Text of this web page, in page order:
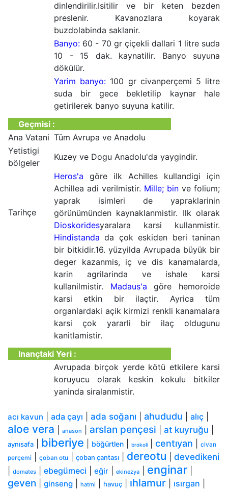
dinlendirilir.Isitilir ve bir keten bezden
preslenir. Kavanozlara koyarak
buzdolabinda saklanir.
Banyo: 60 - 70 gr çiçekli dallari 1 litre suda
10 - 15 dak. kaynatilir. Banyo suyuna
dökülür.
Yarim banyo: 100 gr civanperçemi 5 litre
suda bir gece bekletilip kaynar hale
getirilerek banyo suyuna katilir.
Geçmisi :
Ana Vatani Tüm Avrupa ve Anadolu
Yetistigi
bölgeler
Kuzey ve Dogu Anadolu'da yaygindir.
Tarihçe
Heros'a göre ilk Achilles kullandigi için
Achillea adi verilmistir. Mille; bin ve folium;
yaprak isimleri de yapraklarinin
görünümünden kaynaklanmistir. Ilk olarak
Dioskoridesyaralara karsi kullanmistir.
Hindistanda da çok eskiden beri taninan
bir bitkidir.16. yüzyilda Avrupada büyük bir
deger kazanmis, iç ve dis kanamalarda,
karin agrilarinda ve ishale karsi
kullanilmistir. Madaus'a göre hemoroide
karsi etkin bir ilaçtir. Ayrica tüm
organlardaki açik kirmizi renkli kanamalara
karsi çok yararli bir ilaç oldugunu
kanitlamistir.
Inançtaki Yeri :
Avrupada birçok yerde kötü etkilere karsi
koruyucu olarak keskin kokulu bitkiler
yaninda siralanmistir.
acı kavun ada çayı ada soğanı ahududu alıç
aloe vera anason arslan pençesi at kuyruğu
aynısafa biberiye böğürtlen brokoli centıyan
civan
perçemi
çoban otu çoban çantası dereotu
devedikeni
domates ebegümeci eğir ekinezya enginar
geven ginseng hatmi havuç ıhlamur ısırgan